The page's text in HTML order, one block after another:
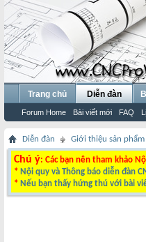
Trang chủ Diễn đàn
Forum Home Bài viết mới FAQ
Diễn đàn Giới thiệu sản phẩm
Chú ý: Các bạn nên tham khảo
* Nội quy và Thông báo diễn đàn
* Nếu bạn thấy hứng thú với bài